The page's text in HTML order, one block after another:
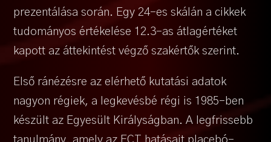
prezentálása során. Egy 24-es skálán a cikkek
tudományos értékelése 12.3-as átlagértéket
kapott az áttekintést végző szakértők szerint.
Első ránézésre az elérhető kutatási adatok
nagyon régiek, a legkevésbé régi is 1985-ben
készült az Egyesült Királyságban. A legfrissebb